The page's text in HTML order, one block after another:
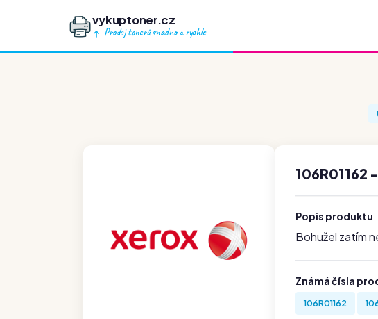
vykuptoner.cz
Prodej tonerů snadno a rychle
106R01162
Popis produktu
Bohužel zatím
Známá čísla
106R01162